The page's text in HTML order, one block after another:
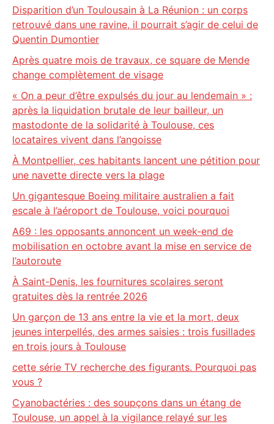
Disparition d’un Toulousain à La Réunion : un corps
retrouvé dans une ravine, il pourrait s’agir de celui de
Quentin Dumontier
Après quatre mois de travaux, ce square de Mende
change complètement de visage
« On a peur d’être expulsés du jour au lendemain » :
après la liquidation brutale de leur bailleur, un
mastodonte de la solidarité à Toulouse, ces
locataires vivent dans l’angoisse
À Montpellier, ces habitants lancent une pétition pour
une navette directe vers la plage
Un gigantesque Boeing militaire australien a fait
escale à l’aéroport de Toulouse, voici pourquoi
A69 : les opposants annoncent un week-end de
mobilisation en octobre avant la mise en service de
l’autoroute
À Saint-Denis, les fournitures scolaires seront
gratuites dès la rentrée 2026
Un garçon de 13 ans entre la vie et la mort, deux
jeunes interpellés, des armes saisies : trois fusillades
en trois jours à Toulouse
cette série TV recherche des figurants. Pourquoi pas
vous ?
Cyanobactéries : des soupçons dans un étang de
Toulouse, un appel à la vigilance relayé sur les